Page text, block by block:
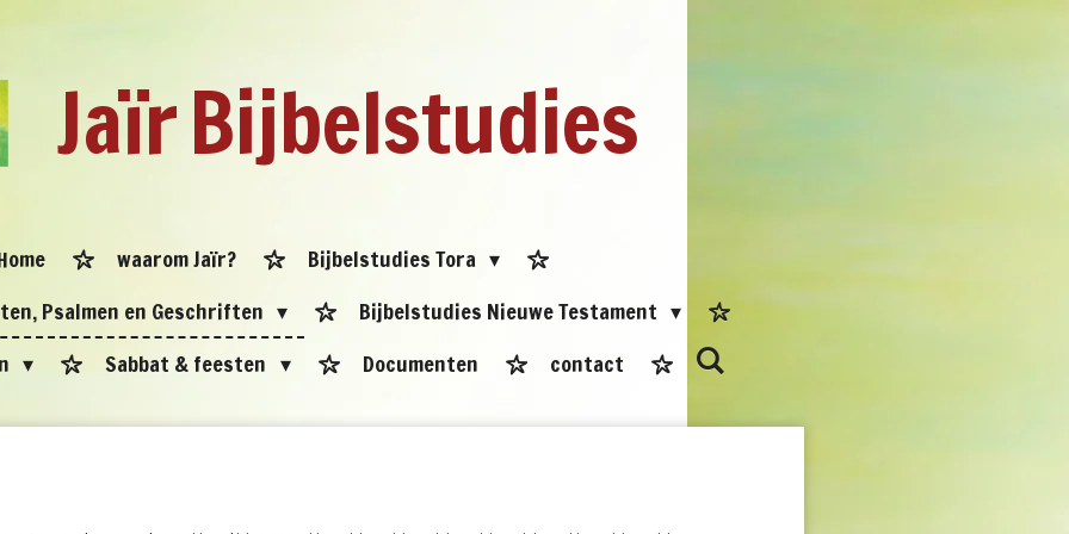
JaïrBijbelstudies
waarom Jaïr?
Bijbelstudies Tora
Psalmen en Geschriften
Bijbelstudies Nieuwe Testament
Sabbat & feesten Documenten contact